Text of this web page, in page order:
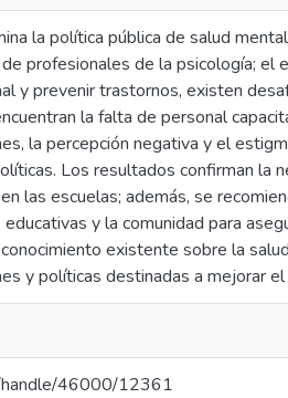
la política pública de salud
profesionales de la psicología; el
y prevenir trastornos, existen
la falta de personal
la percepción negativa y el
Los resultados confirman la
las escuelas; además, se
y la comunidad para
existente sobre la
y políticas destinadas a mejorar
handle/46000/12361